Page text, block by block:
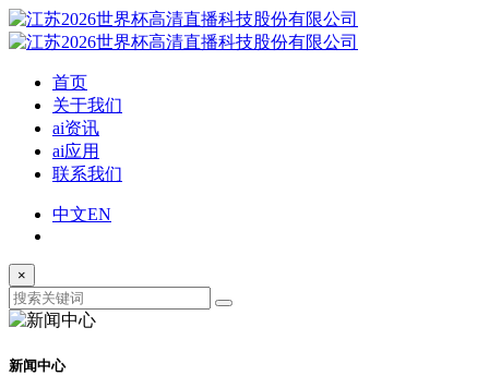
首页
关于我们
ai资讯
ai应用
联系我们
中文EN
×
新闻中心